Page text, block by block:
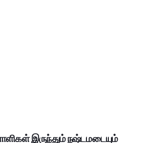
இருந்தும் நஷ்டமடையும்